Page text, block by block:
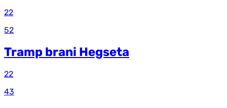
22
52
Tramp brani Hegseta
22
43